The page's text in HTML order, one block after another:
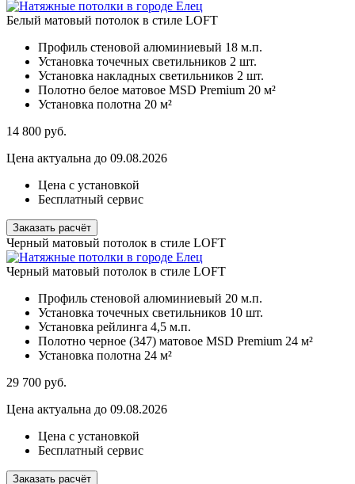
Белый матовый потолок в стиле LOFT
Профиль стеновой алюминиевый 18 м.п.
Установка точечных светильников 2 шт.
Установка накладных светильников 2 шт.
Полотно белое матовое MSD Premium 20 м²
Установка полотна 20 м²
14 800 руб.
Цена актуальна до 09.08.2026
Цена с установкой
Бесплатный сервис
Заказать расчёт
Черный матовый потолок в стиле LOFT
Черный матовый потолок в стиле LOFT
Профиль стеновой алюминиевый 20 м.п.
Установка точечных светильников 10 шт.
Установка рейлинга 4,5 м.п.
Полотно черное (347) матовое MSD Premium 24 м²
Установка полотна 24 м²
29 700 руб.
Цена актуальна до 09.08.2026
Цена с установкой
Бесплатный сервис
Заказать расчёт